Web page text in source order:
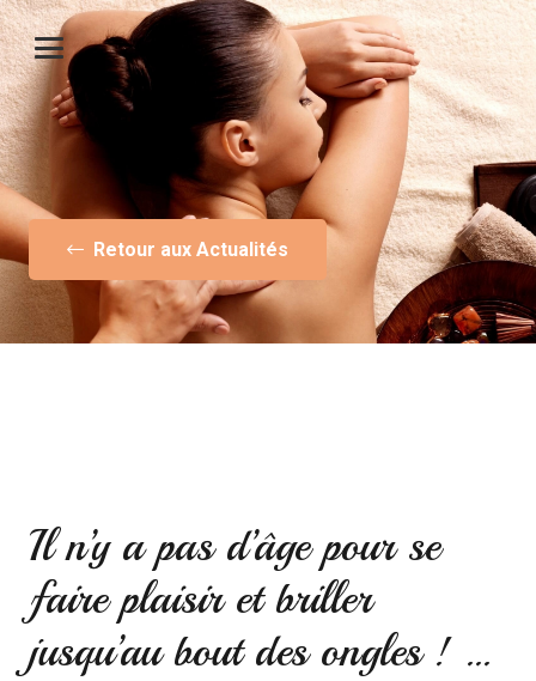
Retour aux Actualités
Il n’y a pas d’âge pour se
faire plaisir et briller
jusqu’au bout des ongles ! …